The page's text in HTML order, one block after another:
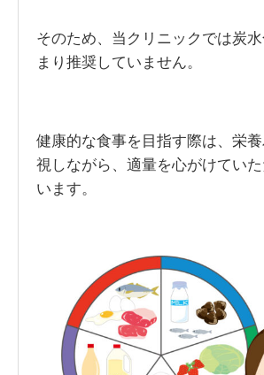
そのため、当クリニックでは炭
まり推奨していません。
健康的な食事を目指す際は、栄
視しながら、適量を心がけてい
います。